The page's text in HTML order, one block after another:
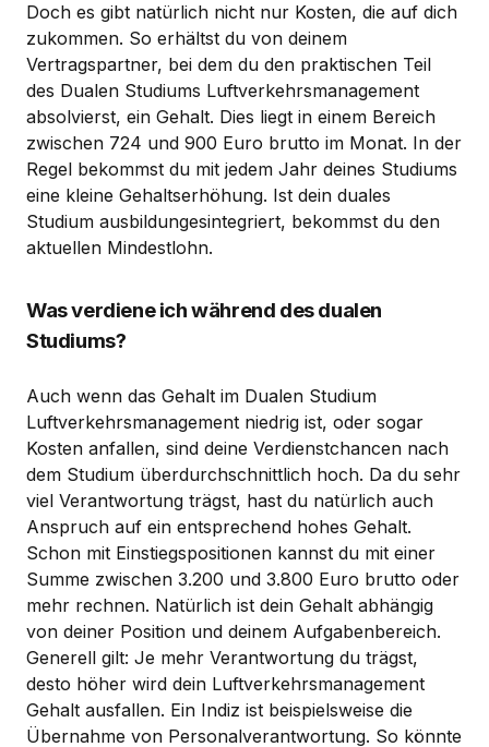
Doch es gibt natürlich nicht nur Kosten, die auf dich
zukommen. So erhältst du von deinem
Vertragspartner, bei dem du den praktischen Teil
des Dualen Studiums Luftverkehrsmanagement
absolvierst, ein Gehalt. Dies liegt in einem Bereich
zwischen 724 und 900 Euro brutto im Monat. In der
Regel bekommst du mit jedem Jahr deines Studiums
eine kleine Gehaltserhöhung. Ist dein duales
Studium ausbildungesintegriert, bekommst du den
aktuellen Mindestlohn.
Was verdiene ich während des dualen
Studiums?
Auch wenn das Gehalt im Dualen Studium
Luftverkehrsmanagement niedrig ist, oder sogar
Kosten anfallen, sind deine Verdienstchancen nach
dem Studium überdurchschnittlich hoch. Da du sehr
viel Verantwortung trägst, hast du natürlich auch
Anspruch auf ein entsprechend hohes Gehalt.
Schon mit Einstiegspositionen kannst du mit einer
Summe zwischen 3.200 und 3.800 Euro brutto oder
mehr rechnen. Natürlich ist dein Gehalt abhängig
von deiner Position und deinem Aufgabenbereich.
Generell gilt: Je mehr Verantwortung du trägst,
desto höher wird dein Luftverkehrsmanagement
Gehalt ausfallen. Ein Indiz ist beispielsweise die
Übernahme von Personalverantwortung. So könnte